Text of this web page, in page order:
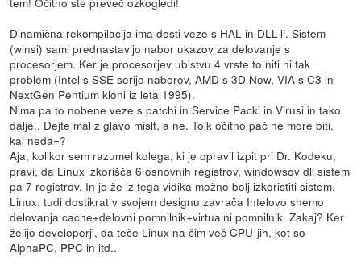
Dinamična rekompilacija ima dosti veze s HAL in DLL-li. Sistem
(winsi) sami prednastavijo nabor ukazov za delovanje s
procesorjem. Ker je procesorjev ubistvu 4 vrste to niti ni tak
problem (Intel s SSE serijo naborov, AMD s 3D Now, VIA s C3 in
NextGen Pentium kloni iz leta 1995).
Nima pa to nobene veze s patchi in Service Packi in Virusi in tako
dalje.. Dejte mal z glavo mislt, a ne. Tolk očitno pač ne more biti,
kaj neda=?
Aja, kolikor sem razumel kolega, ki je opravil izpit pri Dr. Kodeku,
pravi, da Linux izkorišča 6 osnovnih registrov, windowsov dll sistem
pa 7 registrov. In je že iz tega vidika možno bolj izkoristiti sistem.
Linux, tudi dostikrat v svojem designu zavrača Intelovo shemo
delovanja cache+delovni pomnilnik+virtualni pomnilnik. Zakaj? Ker
želijo developerji, da teče Linux na čim več CPU-jih, kot so
AlphaPC, PPC in itd..